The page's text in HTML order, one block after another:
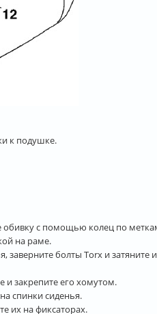
к подушке.
обивку с помощью колец по
на раме.
заверните болты Torx и
и закрепите его хомутом.
спинки сиденья.
их на фиксаторах.